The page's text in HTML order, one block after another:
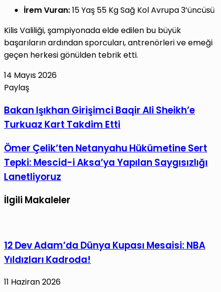
İrem Vuran:15 Yaş 55 Kg Sağ Kol Avrupa 3’üncüsü
Kilis Valiliği, şampiyonada elde edilen bu büyük
başarıların ardından sporcuları, antrenörleri ve emeği
geçen herkesi gönülden tebrik etti.
14 Mayıs 2026
Paylaş
Posta
ile
Bakan
Işıkhan
Baqir
Ali
Sheikh’e
Turkuaz
Kart
Takdim
Bakan Işıkhan Girişimci Baqir Ali Sheikh’e
Turkuaz Kart Takdim Etti
Ömer
Çelik’ten
Netanyahu
Hükümetine
Sert
Tepki:
Aksa’ya
Yapılan
Lanetliyoruz
Ömer Çelik’ten Netanyahu Hükümetine Sert
Tepki: Mescid-i Aksa’ya Yapılan Saygısızlığı
Lanetliyoruz
İlgili Makaleler
12 Dev Adam’da Dünya Kupası Mesaisi: NBA
Yıldızları Kadroda!
11 Haziran 2026